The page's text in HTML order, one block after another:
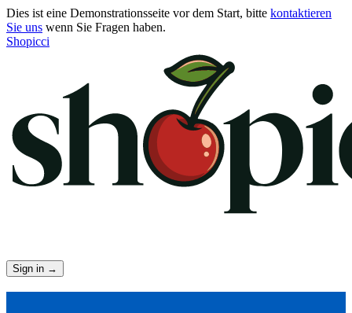
Dies ist eine Demonstrationsseite vor dem Start, bitte kontaktieren
Sie uns wenn Sie Fragen haben.
Shopicci
Sign in →